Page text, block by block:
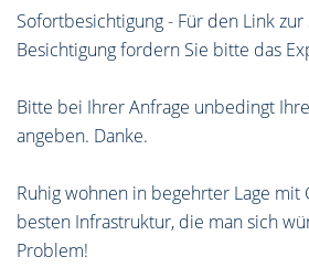
Sofortbesichtigung - Für den Link zur
Besichtigung fordern Sie bitte das
Bitte bei Ihrer Anfrage unbedingt
angeben. Danke.
Ruhig wohnen in begehrter Lage
besten Infrastruktur, die man sich
Problem!